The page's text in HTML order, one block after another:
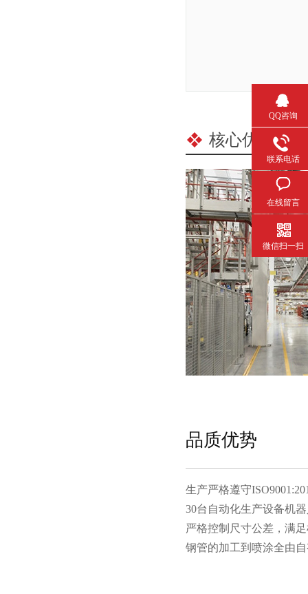
核心优势 /
品质优势
生产严格遵守
30台自动化生产设备机器人
严格控制尺寸公差，满
钢管的加工到喷涂全由自
QQ咨询
联系电话
在线留言
微信扫一扫